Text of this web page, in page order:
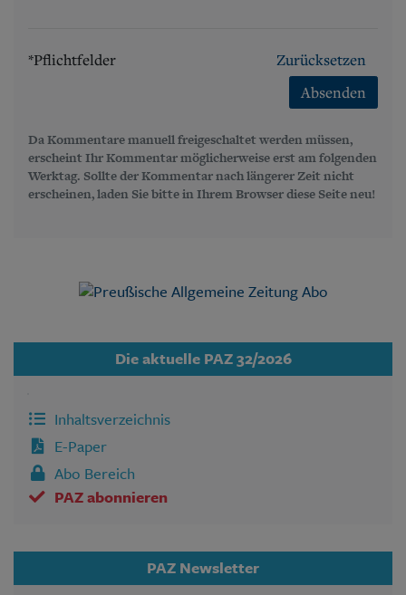
*Pflichtfelder
Zurücksetzen
Absenden
Da Kommentare manuell freigeschaltet werden müssen,
erscheint Ihr Kommentar möglicherweise erst am folgenden
Werktag. Sollte der Kommentar nach längerer Zeit nicht
erscheinen, laden Sie bitte in Ihrem Browser diese Seite neu!
Die aktuelle PAZ 32/2026
Inhaltsverzeichnis
E-Paper
Abo Bereich
PAZ abonnieren
PAZ Newsletter